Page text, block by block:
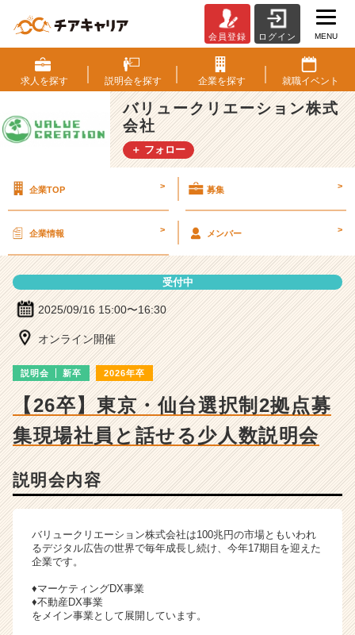
リ
ュ
ー
ク
リ
エ
ー
ン
会
社
の
説
細
ベ
ン
チ
成
長
業
ス
カ
会員登録 ログイン MENU
求人を探す 説明会を探す 企業を探す 就職イベント
バリュークリエーション株式
会社
＋ フォロー
企業TOP > 募集 >
企業情報 > メンバー >
受付中
2025/09/16 15:00〜16:30
オンライン開催
説明会 新卒 2026年卒
【26卒】東京・仙台選択制2拠点募
集現場社員と話せる少人数説明会
説明会内容
バリュークリエーション株式会社は100兆円の市場ともいわれ
るデジタル広告の世界で毎年成長し続け、今年17期目を迎えた
企業です。
♦マーケティングDX事業
♦不動産DX事業
をメイン事業として展開しています。